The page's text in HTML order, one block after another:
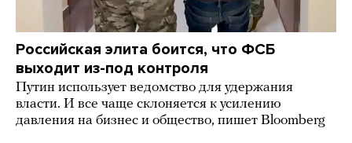
Российская элита боится, что ФСБ
выходит из-под контроля
Путин использует ведомство для удержания
власти. И все чаще склоняется к усилению
давления на бизнес и общество, пишет Bloomberg